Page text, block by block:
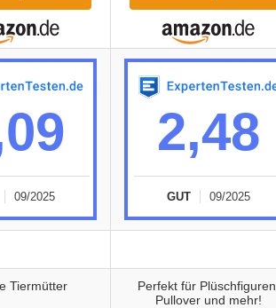
09/2025
2,48
GUT 09/2025
Tiermütter
Perfekt für Plüschfiguren,
Pullover und mehr!